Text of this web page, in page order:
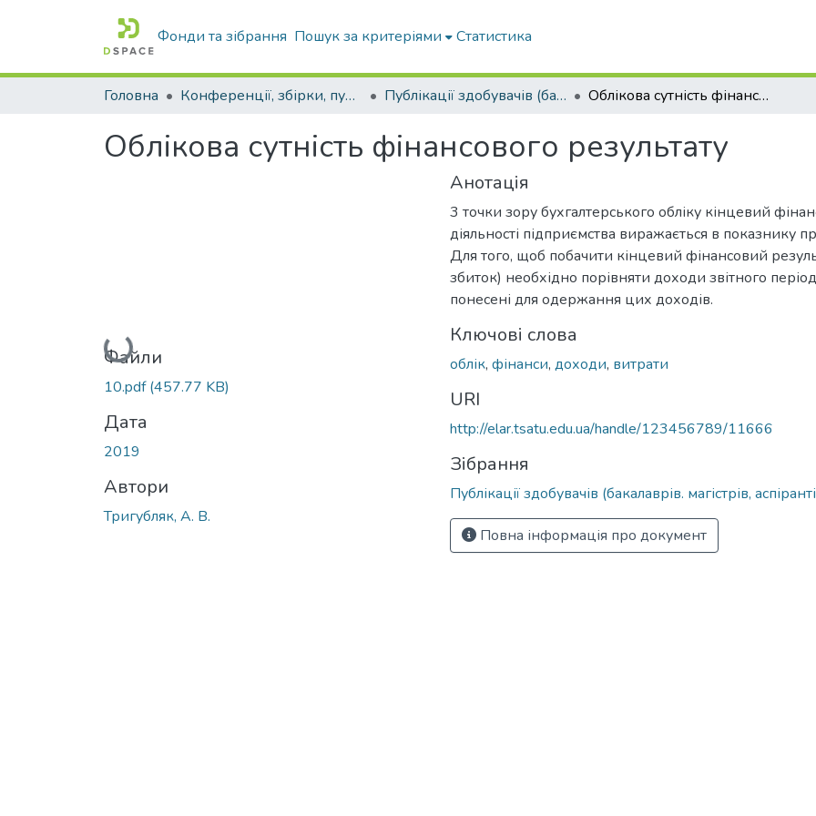
Фонди та зібрання Пошук за критеріями Статистика
Головна Конференції, збірки, публікації молодих вчених і здобувачів : магістрів, бакалаврів, аспірантів. Публікації здобувачів (бакалаврів. магістрів, аспірантів) Облікова сутність фінансового результату
Облікова сутність фінансового результату
Вантажиться...
Файли
10.pdf(457.77 KB)
Дата
2019
Автори
Тригубляк, А. В.
Анотація
3 точки зору бухгалтерського обліку кінцевий
діяльності підприємства виражається в показнику
Для того, щоб побачити кінцевий фінансовий
збиток) необхідно порівняти доходи звітного
понесені для одержання цих доходів.
Ключові слова
облік, фінанси, доходи, витрати
URI
http://elar.tsatu.edu.ua/handle/123456789/11666
Зібрання
Публікації здобувачів (бакалаврів. магістрів,
Повна інформація про документ